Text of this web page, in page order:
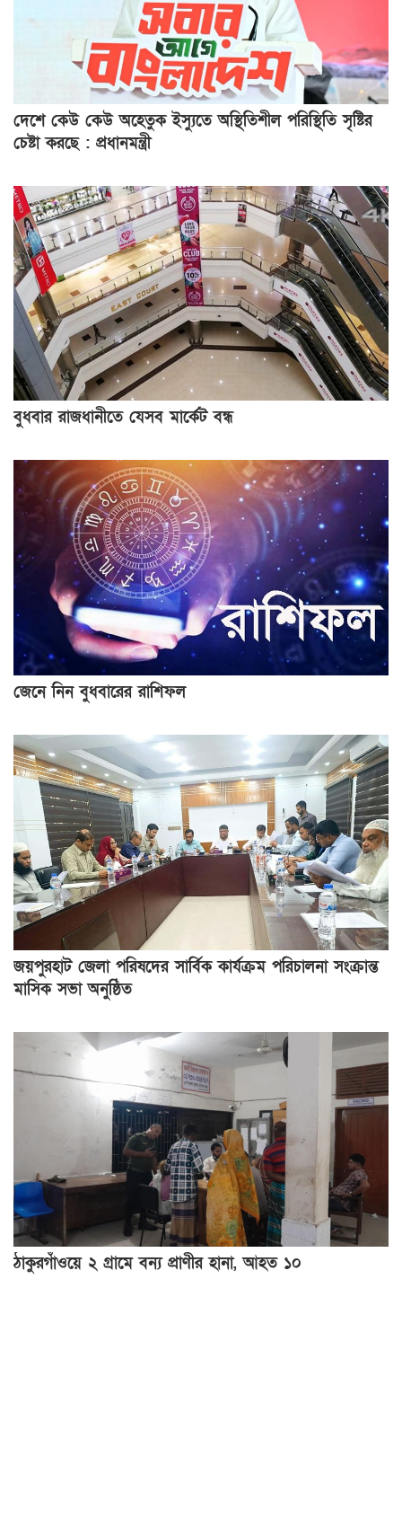
দেশে কেউ কেউ অহেতুক ইস্যুতে অস্থিতিশীল পরিস্থিতি সৃষ্টির
চেষ্টা করছে : প্রধানমন্ত্রী
বুধবার রাজধানীতে যেসব মার্কেট বন্ধ
জেনে নিন বুধবারের রাশিফল
জয়পুরহাট জেলা পরিষদের সার্বিক কার্যক্রম পরিচালনা সংক্রান্ত
মাসিক সভা অনুষ্ঠিত
ঠাকুরগাঁওয়ে ২ গ্রামে বন্য প্রাণীর হানা, আহত ১০